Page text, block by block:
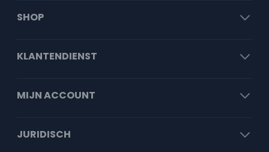
SHOP
KLANTENDIENST
MIJN ACCOUNT
JURIDISCH